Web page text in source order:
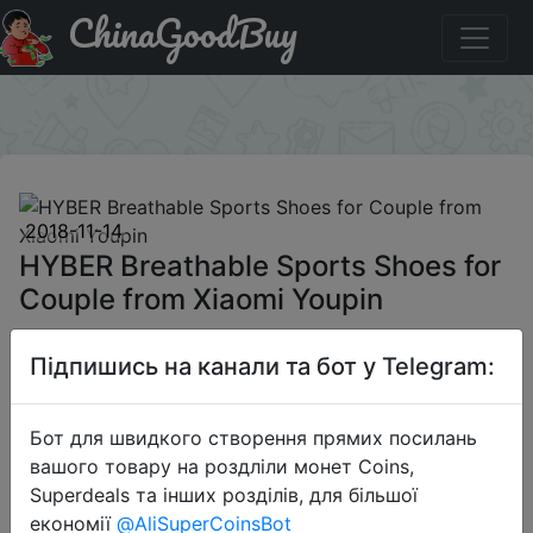
Придбати по знижці $50-$15 HYBER Breathable Sports
Shoes for Couple from Xiaomi Youpin
ChinaGoodBuy
2018-11-14
HYBER Breathable Sports Shoes for
Couple from Xiaomi Youpin
$35.77
Промокод: "$50-$15"
Підпишись на канали та бот у Telegram:
Бот для швидкого створення прямих посилань
вашого товару на роздліли монет Coins,
Superdeals та інших розділів, для більшої
економії @AliSuperCoinsBot